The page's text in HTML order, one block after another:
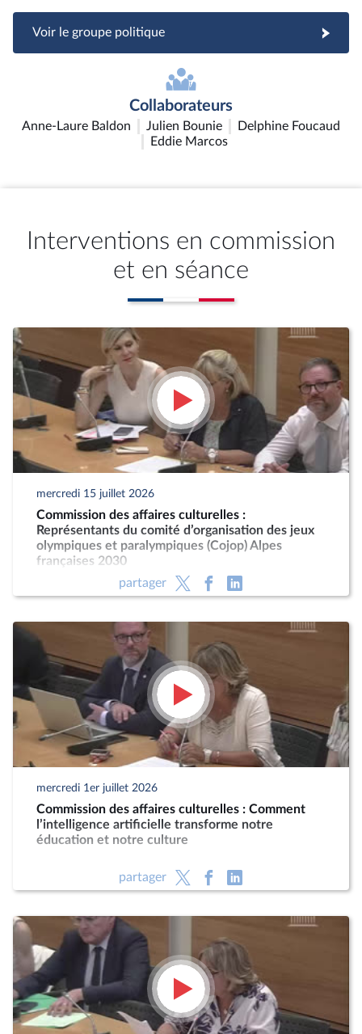
Voir le groupe politique
Collaborateurs
Anne-Laure Baldon Julien Bounie
Delphine Foucaud
Eddie Marcos
Interventions en commission
et en séance
mercredi 15 juillet 2026
Commission des affaires culturelles :
Représentants du comité d’organisation des jeux
olympiques et paralympiques (Cojop) Alpes
françaises 2030
partager
mercredi 1er juillet 2026
Commission des affaires culturelles : Comment
l’intelligence artificielle transforme notre
éducation et notre culture
partager